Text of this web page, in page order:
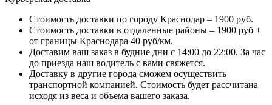
Стоимость доставки по городу Краснодар – 1900 руб.
Стоимость доставки в отдаленные районы – 1900 руб +
от границы Краснодара 40 руб/км.
Доставим ваш заказ в будние дни с 14:00 до 22:00. За час
до приезда наш водитель с вами свяжется.
Доставку в другие города сможем осуществить
транспортной компанией. Стоимость будет рассчитана
исходя из веса и объема вашего заказа.